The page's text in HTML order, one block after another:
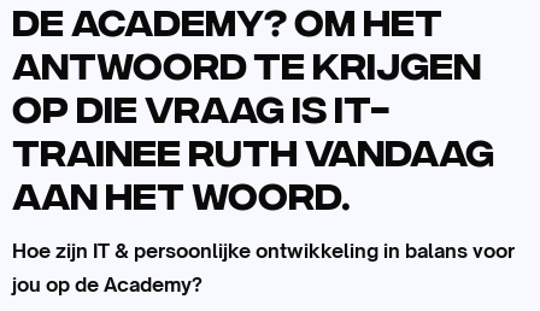
de Academy? Om het
antwoord te krijgen
op die vraag is IT-
Trainee Ruth vandaag
aan het woord.
Hoe zijn IT & persoonlijke ontwikkeling in balans voor
jou op de Academy?